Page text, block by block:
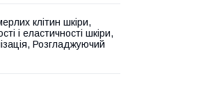
клітин шкіри,
і еластичності шкіри,
Розгладжуючий